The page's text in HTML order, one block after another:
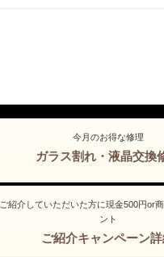
今月のお得な修理
ガラス割れ・液晶交換
ご紹介していただいた方に現金500円or
ント
ご紹介キャンペーン詳